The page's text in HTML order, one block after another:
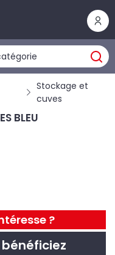
Stockage et
cuves
?
BLEU